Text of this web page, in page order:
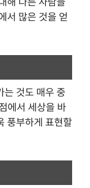
서 많은 것을 얻
는 것도 매우 중
에서 세상을 바
풍부하게 표현할